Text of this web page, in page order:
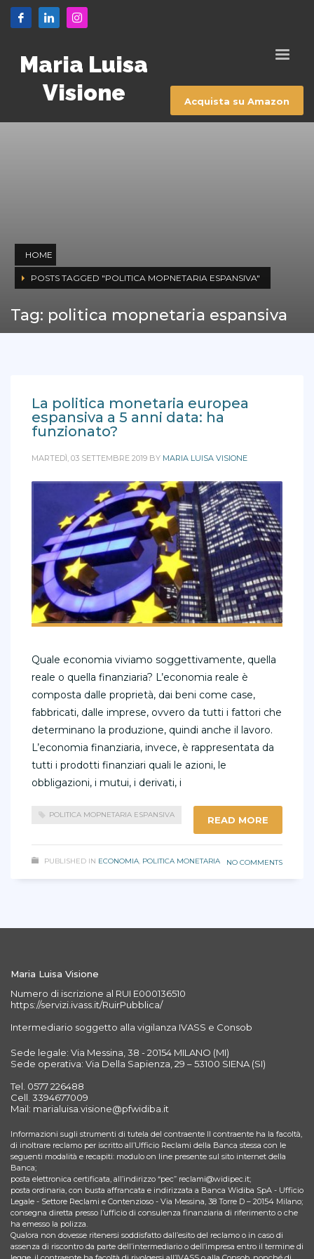
Maria Luisa
Visione
Acquista su Amazon
HOME
POSTS TAGGED "POLITICA MOPNETARIA ESPANSIVA"
Tag: politica mopnetaria espansiva
La politica monetaria europea
espansiva a 5 anni data: ha
funzionato?
MARTEDÌ, 03 SETTEMBRE 2019 BY MARIA LUISA VISIONE
Quale economia viviamo soggettivamente, quella
reale o quella finanziaria? L’economia reale è
composta dalle proprietà, dai beni come case,
fabbricati, dalle imprese, ovvero da tutti i fattori che
determinano la produzione, quindi anche il lavoro.
L’economia finanziaria, invece, è rappresentata da
tutti i prodotti finanziari quali le azioni, le
obbligazioni, i mutui, i derivati, i
POLITICA MOPNETARIA ESPANSIVA READ MORE
PUBLISHED IN ECONOMIA, POLITICA MONETARIA NO COMMENTS
Maria Luisa Visione
Numero di iscrizione al RUI E000136510
https://servizi.ivass.it/RuirPubblica/
Intermediario soggetto alla vigilanza IVASS e Consob
Sede legale: Via Messina, 38 - 20154 MILANO (MI)
Sede operativa: Via Della Sapienza, 29 – 53100 SIENA (SI)
Tel. 0577 226488
Cell. 3394677009
Mail: marialuisa.visione@pfwidiba.it
Informazioni sugli strumenti di tutela del contraente Il contraente ha la facoltà,
di inoltrare reclamo per iscritto all’Ufficio Reclami della Banca stessa con le
seguenti modalità e recapiti: modulo on line presente sul sito internet della
Banca;
posta elettronica certificata, all’indirizzo “pec” reclami@widipec.it;
posta ordinaria, con busta affrancata e indirizzata a Banca Widiba SpA - Ufficio
Legale - Settore Reclami e Contenzioso - Via Messina, 38 Torre D – 20154 Milano;
consegna diretta presso l’ufficio di consulenza finanziaria di riferimento o che
ha emesso la polizza.
Qualora non dovesse ritenersi soddisfatto dall’esito del reclamo o in caso di
assenza di riscontro da parte dell’intermediario o dell’impresa entro il termine di